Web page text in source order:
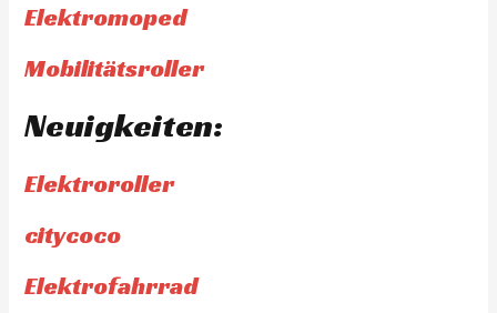
Elektromoped
Mobilitätsroller
Neuigkeiten:
Elektroroller
citycoco
Elektrofahrrad